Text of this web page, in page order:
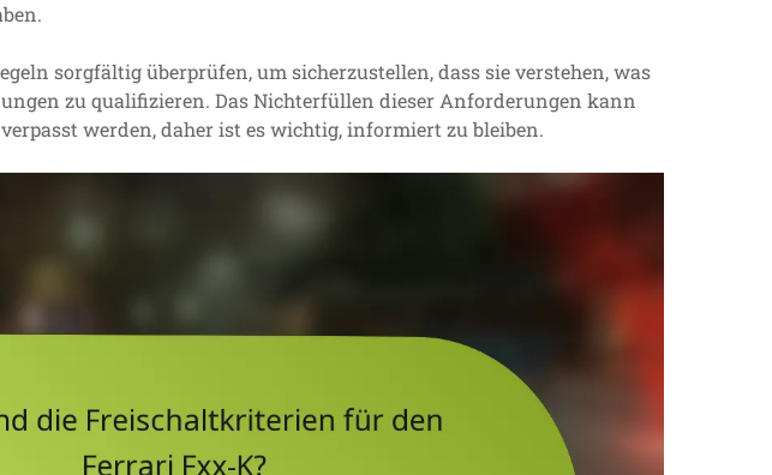
sorgfältig überprüfen, um sicherzustellen, dass sie verstehen, was
zu qualifizieren. Das Nichterfüllen dieser Anforderungen kann
werden, daher ist es wichtig, informiert zu bleiben.